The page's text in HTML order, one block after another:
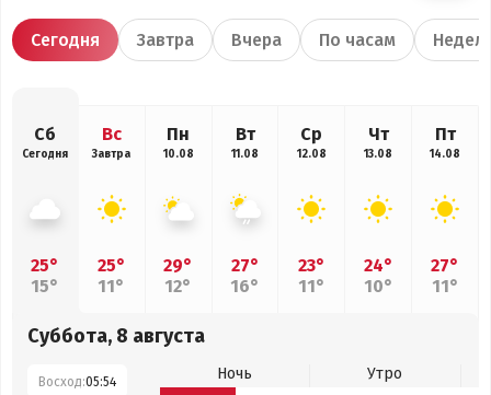
Сегодня Завтра Вчера По часам
Сб
Сегодня
25°
15°
Вс
Завтра
25°
11°
Пн
10.08
29°
12°
Вт
11.08
27°
16°
Ср
12.08
23°
11°
Чт
13.08
24°
10°
Пт
14.08
27°
11°
Суббота, 8 августа
Восход:05:54 Ночь
Утро